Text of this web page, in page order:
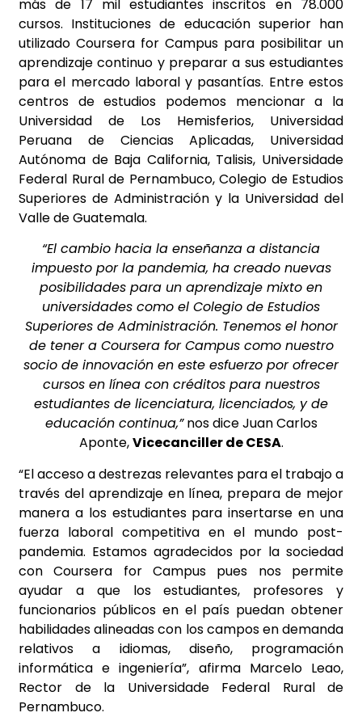
más de 17 mil estudiantes inscritos en 78.000
cursos. Instituciones de educación superior han
utilizado Coursera for Campus para posibilitar un
aprendizaje continuo y preparar a sus estudiantes
para el mercado laboral y pasantías. Entre estos
centros de estudios podemos mencionar a la
Universidad de Los Hemisferios, Universidad
Peruana de Ciencias Aplicadas, Universidad
Autónoma de Baja California, Talisis, Universidade
Federal Rural de Pernambuco, Colegio de Estudios
Superiores de Administración y la Universidad del
Valle de Guatemala.
“El cambio hacia la enseñanza a distancia
impuesto por la pandemia, ha creado nuevas
posibilidades para un aprendizaje mixto en
universidades como el Colegio de Estudios
Superiores de Administración. Tenemos el honor
de tener a Coursera for Campus como nuestro
socio de innovación en este esfuerzo por ofrecer
cursos en línea con créditos para nuestros
estudiantes de licenciatura, licenciados, y de
educación continua,”nos dice Juan Carlos
Aponte,Vicecanciller de CESA.
“El acceso a destrezas relevantes para el trabajo a
través del aprendizaje en línea, prepara de mejor
manera a los estudiantes para insertarse en una
fuerza laboral competitiva en el mundo post-
pandemia. Estamos agradecidos por la sociedad
con Coursera for Campus pues nos permite
ayudar a que los estudiantes, profesores y
funcionarios públicos en el país puedan obtener
habilidades alineadas con los campos en demanda
relativos a idiomas, diseño, programación
informática e ingeniería”, afirma Marcelo Leao,
Rector de la Universidade Federal Rural de
Pernambuco.